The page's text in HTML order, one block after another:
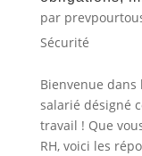
par
Sécurité
Bienvenue dans
salarié désigné
travail ! Que
RH, voici les